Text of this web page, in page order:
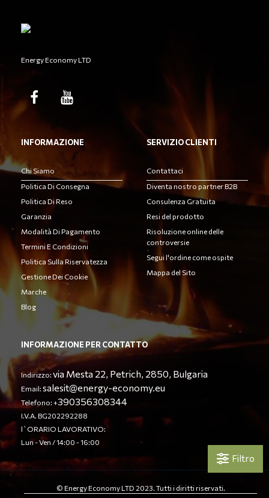
Filtro
Energy Economy LTD
INFORMAZIONE
Chi Siamo
Politica Di Consegna
Politica Di Reso
Garanzia
Modalità Di Pagamento
Termini E Condizioni
Politica Sulla Riservatezza
Gestione Dei Cookie
Marche
Blog
SERVIZIO CLIENTI
Contattaci
Diventa nostro partner B2B
Consulenza Gratuita
Resi del prodotto
Risoluzione online delle
controversie
Segui l'ordine come ospite
Mappa del Sito
INFORMAZIONE PER CONTATTO
Indirizzo:via Mesta 22, Petrich, 2850, Bulgaria
Email:salesit@energy-economy.eu
Telefono: +390356308344
I.V.A. BG202292288
l`ORARIO LAVORATIVO:
Lun - Ven / 14:00 - 16:00
© Energy Economy LTD 2023. Tutti i diritti riservati.